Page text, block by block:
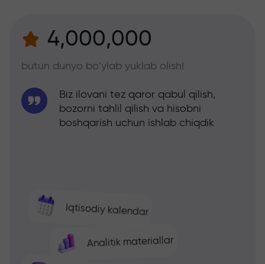
4,000,000
butun dunyo bo‘ylab yuklab olish!
Iqtisodiy kalendar
Analitik materiallar
Biz ilovani tez qaror qabul qilish,
bozorni tahlil qilish va hisobni
boshqarish uchun ishlab chiqdik